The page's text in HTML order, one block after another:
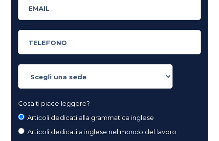
Cosa ti piace leggere?
Articoli dedicati alla grammatica inglese
Articoli dedicati a inglese nel mondo del lavoro